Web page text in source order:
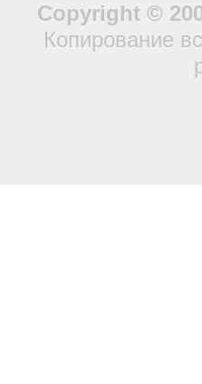
Copyright ©
Копирование